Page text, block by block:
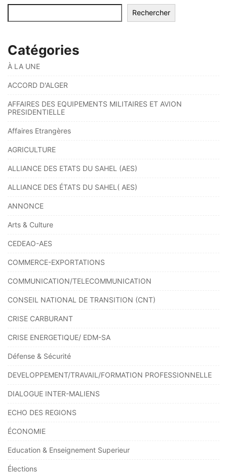
Rechercher
Catégories
À LA UNE
ACCORD D'ALGER
AFFAIRES DES EQUIPEMENTS MILITAIRES ET AVION
PRESIDENTIELLE
Affaires Etrangères
AGRICULTURE
ALLIANCE DES ETATS DU SAHEL (AES)
ALLIANCE DES ÉTATS DU SAHEL( AES)
ANNONCE
Arts & Culture
CEDEAO-AES
COMMERCE-EXPORTATIONS
COMMUNICATION/TELECOMMUNICATION
CONSEIL NATIONAL DE TRANSITION (CNT)
CRISE CARBURANT
CRISE ENERGETIQUE/ EDM-SA
Défense & Sécurité
DEVELOPPEMENT/TRAVAIL/FORMATION PROFESSIONNELLE
DIALOGUE INTER-MALIENS
ECHO DES REGIONS
ÉCONOMIE
Education & Enseignement Superieur
Élections